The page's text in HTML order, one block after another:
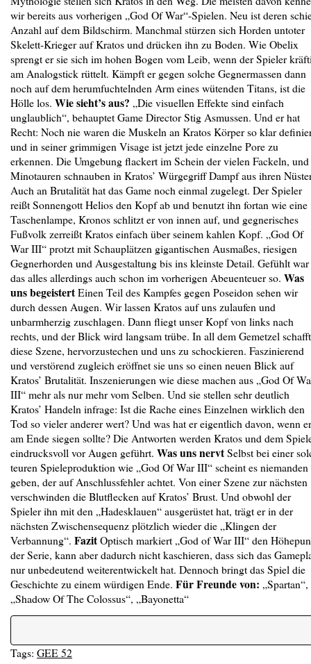
wir bereits aus vorherigen „God Of War“-Spielen. Neu ist deren
Anzahl auf dem Bildschirm. Manchmal stürzen sich Horden untoter
Skelett-Krieger auf Kratos und drücken ihn zu Boden. Wie Obelix
sprengt er sie sich im hohen Bogen vom Leib, wenn der Spieler
am Analogstick rüttelt. Kämpft er gegen solche Gegnermassen dann
noch auf dem herumfuchtelnden Arm eines wütenden Titans, ist die
Hölle los. Wie sieht’s aus? „Die visuellen Effekte sind einfach
unglaublich“, behauptet Game Director Stig Asmussen. Und er hat
Recht: Noch nie waren die Muskeln an Kratos Körper so klar
und in seiner grimmigen Visage ist jetzt jede einzelne Pore zu
erkennen. Die Umgebung flackert im Schein der vielen Fackeln, und
Minotauren schnauben in Kratos’ Würgegriff Dampf aus ihren
Auch an Brutalität hat das Game noch einmal zugelegt. Der Spieler
reißt Sonnengott Helios den Kopf ab und benutzt ihn fortan wie eine
Taschenlampe, Kronos schlitzt er von innen auf, und gegnerisches
Fußvolk zerreißt Kratos einfach über seinem kahlen Kopf. „God Of
War III“ protzt mit Schauplätzen gigantischen Ausmaßes, riesigen
Gegnerhorden und Ausgestaltung bis ins kleinste Detail. Gefühlt war
das alles allerdings auch schon im vorherigen Abeuenteuer so. Was
uns begeistertEinen Teil des Kampfes gegen Poseidon sehen wir
durch dessen Augen. Wir lassen Kratos auf uns zulaufen und
unbarmherzig zuschlagen. Dann fliegt unser Kopf von links nach
rechts, und der Blick wird langsam trübe. In all dem Gemetzel
diese Szene, hervorzustechen und uns zu schockieren. Faszinierend
und verstörend zugleich eröffnet sie uns so einen neuen Blick auf
Kratos’ Brutalität. Inszenierungen wie diese machen aus „God Of
III“ mehr als nur mehr vom Selben. Und sie stellen sehr deutlich
Kratos’ Handeln infrage: Ist die Rache eines Einzelnen wirklich den
Tod so vieler anderer wert? Und was hat er eigentlich davon, wenn er
am Ende siegen sollte? Die Antworten werden Kratos und dem
eindrucksvoll vor Augen geführt. Was uns nervtSelbst bei einer
teuren Spieleproduktion wie „God Of War III“ scheint es niemanden
geben, der auf Anschlussfehler achtet. Von einer Szene zur nächsten
verschwinden die Blutflecken auf Kratos’ Brust. Und obwohl der
Spieler ihn mit den „Hadesklauen“ ausgerüstet hat, trägt er in der
nächsten Zwischensequenz plötzlich wieder die „Klingen der
Verbannung“. FazitOptisch markiert „God of War III“ den
der Serie, kann aber dadurch nicht kaschieren, dass sich das
nur unbedeutend weiterentwickelt hat. Dennoch bringt das Spiel die
Geschichte zu einem würdigen Ende. Für Freunde von: „Spartan“,
„Shadow Of The Colossus“, „Bayonetta“
Tags: GEE 52